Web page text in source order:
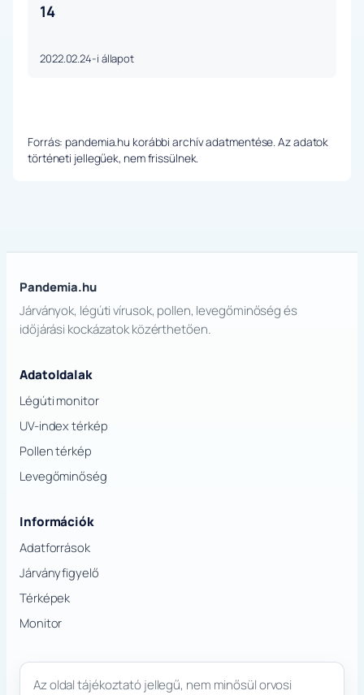
14
2022.02.24-i állapot
Forrás: pandemia.hu korábbi archív adatmentése. Az adatok
történeti jellegűek, nem frissülnek.
Pandemia.hu
Járványok, légúti vírusok, pollen, levegőminőség és
időjárási kockázatok közérthetően.
Adatoldalak
Légúti monitor
UV-index térkép
Pollen térkép
Levegőminőség
Információk
Adatforrások
Járványfigyelő
Térképek
Monitor
Az oldal tájékoztató jellegű, nem minősül orvosi